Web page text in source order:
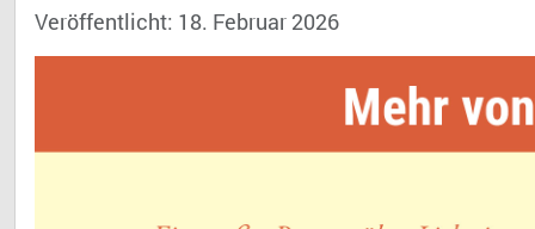
Veröffentlicht: 18. Februar 2026